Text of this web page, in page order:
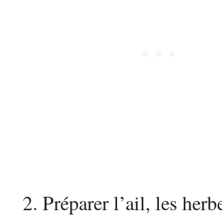
2. Préparer l’ail, les